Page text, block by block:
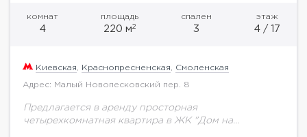
комнат
4
площадь
220 м2
спален
3
этаж
4 / 17
Киевская Краснопресненская Смоленская
Адрес: Малый Новопесковский пер. 8
Предлагается в аренду просторная
четырехкомнатная квартира в ЖК "Дом на